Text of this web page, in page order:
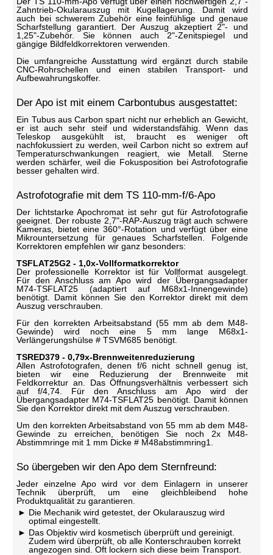
Zahntrieb-Okularauszug mit Kugellagerung. Damit wird
auch bei schwerem Zubehör eine feinfühlige und genaue
Scharfstellung garantiert. Der Auszug akzeptiert 2"- und
1,25"-Zubehör. Sie können auch 2"-Zenitspiegel und
gängige Bildfeldkorrektoren verwenden.
Die umfangreiche Ausstattung wird ergänzt durch stabile
CNC-Rohrschellen und einen stabilen Transport- und
Aufbewahrungskoffer.
Der Apo ist mit einem Carbontubus ausgestattet:
Ein Tubus aus Carbon spart nicht nur erheblich an Gewicht,
er ist auch sehr steif und widerstandsfähig. Wenn das
Teleskop ausgekühlt ist, braucht es weniger oft
nachfokussiert zu werden, weil Carbon nicht so extrem auf
Temperaturschwankungen reagiert, wie Metall. Sterne
werden schärfer, weil die Fokusposition bei Astrofotografie
besser gehalten wird.
Astrofotografie mit dem TS 110-mm-f/6-Apo
Der lichtstarke Apochromat ist sehr gut für Astrofotografie
geeignet. Der robuste 2,7"-RAP-Auszug trägt auch schwere
Kameras, bietet eine 360°-Rotation und verfügt über eine
Mikrountersetzung für genaues Scharfstellen. Folgende
Korrektoren empfehlen wir ganz besonders:
TSFLAT25G2 - 1,0x-Vollformatkorrektor
Der professionelle Korrektor ist für Vollformat ausgelegt.
Für den Anschluss am Apo wird der Übergangsadapter
M74-TSFLAT25 (adaptiert auf M68x1-Innengewinde)
benötigt. Damit können Sie den Korrektor direkt mit dem
Auszug verschrauben.
Für den korrekten Arbeitsabstand (55 mm ab dem M48-
Gewinde) wird noch eine 5 mm lange M68x1-
Verlängerungshülse # TSVM685 benötigt.
TSRED379 - 0,79x-Brennweitenreduzierung
Allen Astrofotografen, denen f/6 nicht schnell genug ist,
bieten wir eine Reduzierung der Brennweite mit
Feldkorrektur an. Das Öffnungsverhältnis verbessert sich
auf f/4,74. Für den Anschluss am Apo wird der
Übergangsadapter M74-TSFLAT25 benötigt. Damit können
Sie den Korrektor direkt mit dem Auszug verschrauben.
Um den korrekten Arbeitsabstand von 55 mm ab dem M48-
Gewinde zu erreichen, benötigen Sie noch 2x M48-
Abstimmringe mit 1 mm Dicke # M48abstimmring1.
So übergeben wir den Apo dem Sternfreund:
Jeder einzelne Apo wird vor dem Einlagern in unserer
Technik überprüft, um eine gleichbleibend hohe
Produktqualität zu garantieren.
Die Mechanik wird getestet, der Okularauszug wird
optimal eingestellt.
Das Objektiv wird kosmetisch überprüft und gereinigt.
Zudem wird überprüft, ob alle Konterschrauben korrekt
angezogen sind. Oft lockern sich diese beim Transport.